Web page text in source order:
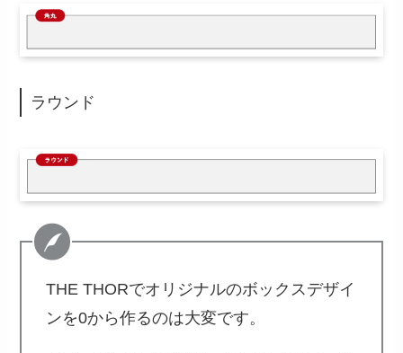
ラウンド
THE THORでオリジナルのボックスデザイ
ンを0から作るのは大変です。